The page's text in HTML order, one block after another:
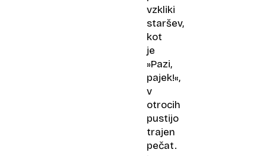
vzkliki
staršev,
kot
je
»Pazi,
pajek!«,
v
otrocih
pustijo
trajen
pečat.